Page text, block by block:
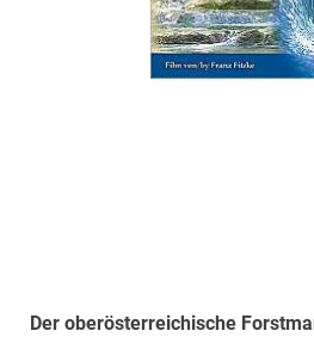
Der oberösterreichische